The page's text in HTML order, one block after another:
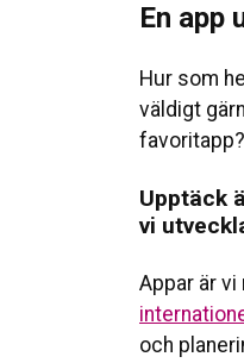
En app
Hur som
väldigt
favoritapp?
Upptäck
vi
Appar är vi
och